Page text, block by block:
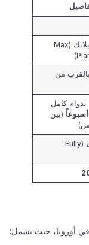
معهد ماكس بلانك (Max
من
كامل
(بين
(Fully
في أوروبا، حيث يشمل: